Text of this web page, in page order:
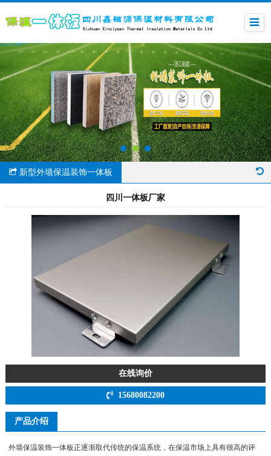
新型外墙保温装饰一体板
四川一体板厂家
在线询价
15680082200
产品介绍
外墙保温装饰一体板正逐渐取代传统的保温系统，在保温市场上具有很高的评